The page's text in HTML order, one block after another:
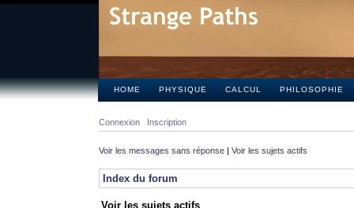
HOME PHYSIQUE CALCUL PHILOSOPHIE
Connexion Inscription
Voir les messages sans réponse | Voir les sujets actifs
Index du forum
Voir les sujets actifs